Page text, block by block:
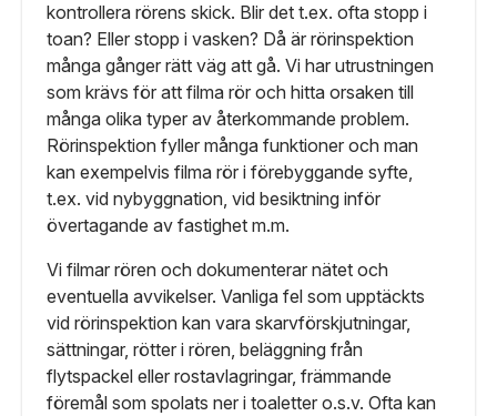
kontrollera rörens skick. Blir det t.ex. ofta stopp i
toan? Eller stopp i vasken? Då är rörinspektion
många gånger rätt väg att gå. Vi har utrustningen
som krävs för att filma rör och hitta orsaken till
många olika typer av återkommande problem.
Rörinspektion fyller många funktioner och man
kan exempelvis filma rör i förebyggande syfte,
t.ex. vid nybyggnation, vid besiktning inför
övertagande av fastighet m.m.
Vi filmar rören och dokumenterar nätet och
eventuella avvikelser. Vanliga fel som upptäckts
vid rörinspektion kan vara skarvförskjutningar,
sättningar, rötter i rören, beläggning från
flytspackel eller rostavlagringar, främmande
föremål som spolats ner i toaletter o.s.v. Ofta kan